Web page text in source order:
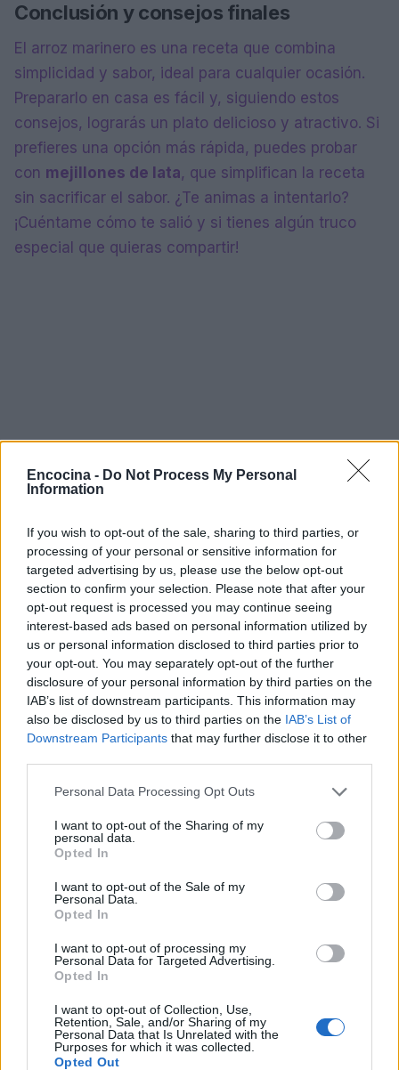
Encocina - Do Not Process My Personal
Information
If you wish to opt-out of the sale, sharing to third parties, or
processing of your personal or sensitive information for
targeted advertising by us, please use the below opt-out
section to confirm your selection. Please note that after your
opt-out request is processed you may continue seeing
interest-based ads based on personal information utilized by
us or personal information disclosed to third parties prior to
your opt-out. You may separately opt-out of the further
disclosure of your personal information by third parties on the
IAB’s list of downstream participants. This information may
also be disclosed by us to third parties on the IAB’s List of
Downstream Participants that may further disclose it to other
Please note that this website/app uses one or more Google
not limited to your visit or usage behaviour. You may click to
grant or deny consent to Google and its third-party tags to
use your data for below specified purposes in below Google
consent section.
Personal Data Processing Opt Outs
I want to opt-out of the Sharing of my
personal data.
Opted In
I want to opt-out of the Sale of my
Personal Data.
Opted In
I want to opt-out of processing my
Personal Data for Targeted Advertising.
Opted In
I want to opt-out of Collection, Use,
Retention, Sale, and/or Sharing of my
Personal Data that Is Unrelated with the
Purposes for which it was collected.
Opted Out
Conclusión y consejos finales
El arroz marinero es una receta que combina
simplicidad y sabor, ideal para cualquier ocasión.
Prepararlo en casa es fácil y, siguiendo estos
consejos, lograrás un plato delicioso y atractivo. Si
prefieres una opción más rápida, puedes probar
con mejillones de lata, que simplifican la receta
sin sacrificar el sabor. ¿Te animas a intentarlo?
¡Cuéntame cómo te salió y si tienes algún truco
especial que quieras compartir!
Recuerda que la cocina es un arte, y cada plato
que prepares es una oportunidad para
experimentar y disfrutar. ¡Feliz cocinado!
AUTOR
staff